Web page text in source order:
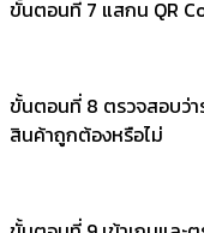
ขั้นตอนที่ 7 แสกน QR
ขั้นตอนที่ 8 ตรวจสอบว่า
สินค้าถูกต้องหรือไม่